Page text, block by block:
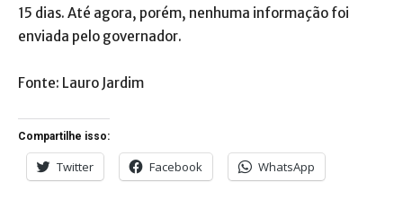
15 dias. Até agora, porém, nenhuma informação foi
enviada pelo governador.
Fonte: Lauro Jardim
Compartilhe isso:
Twitter Facebook WhatsApp